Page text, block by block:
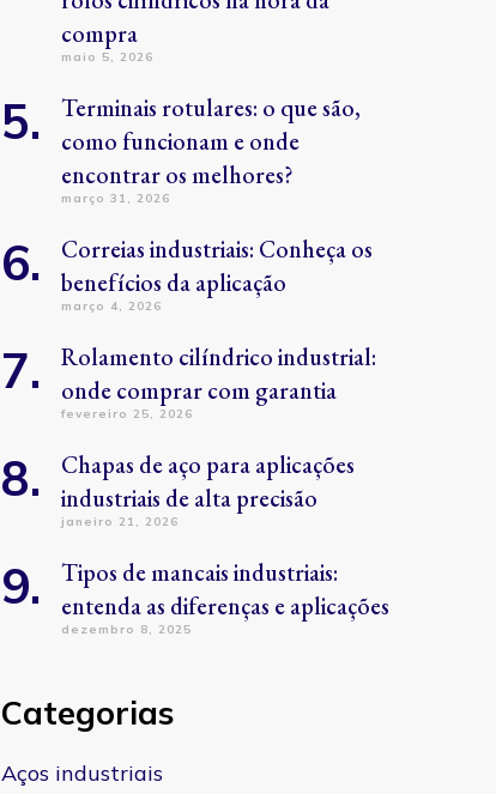
compra
maio 5, 2026
Terminais rotulares: o que são,
como funcionam e onde
encontrar os melhores?
março 31, 2026
Correias industriais: Conheça os
benefícios da aplicação
março 4, 2026
Rolamento cilíndrico industrial:
onde comprar com garantia
fevereiro 25, 2026
Chapas de aço para aplicações
industriais de alta precisão
janeiro 21, 2026
Tipos de mancais industriais:
entenda as diferenças e aplicações
dezembro 8, 2025
Categorias
Aços industriais